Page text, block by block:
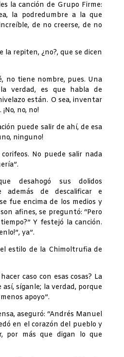
la canción de Grupo Firme:
la podredumbre a la que
de no creerse, de no
la repiten, ¿no?, que se dicen
no tiene nombre, pues. Una
verdad, es que habla de
están. O sea, inventar
no, no!
puede salir de ahí, de esa
ninguno!
No puede salir nada
desahogó sus dolidos
además de descalificar e
fue encima de los medios y
afines, se preguntó: “Pero
Y festejó la canción.
ya”.
estilo de la Chimoltrufia de
caso con esas cosas? La
así, síganle; la verdad, porque
apoyo”.
aseguró: “Andrés Manuel
en el corazón del pueblo y
por más que digan lo que